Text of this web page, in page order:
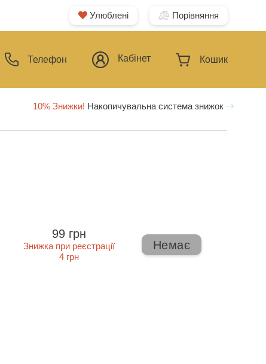
Улюблені Порівняння
Телефон Кабінет Кошик
10% Знижки! Накопичувальна система знижок
99 грн
Знижка при реєстрації
4 грн
Немає